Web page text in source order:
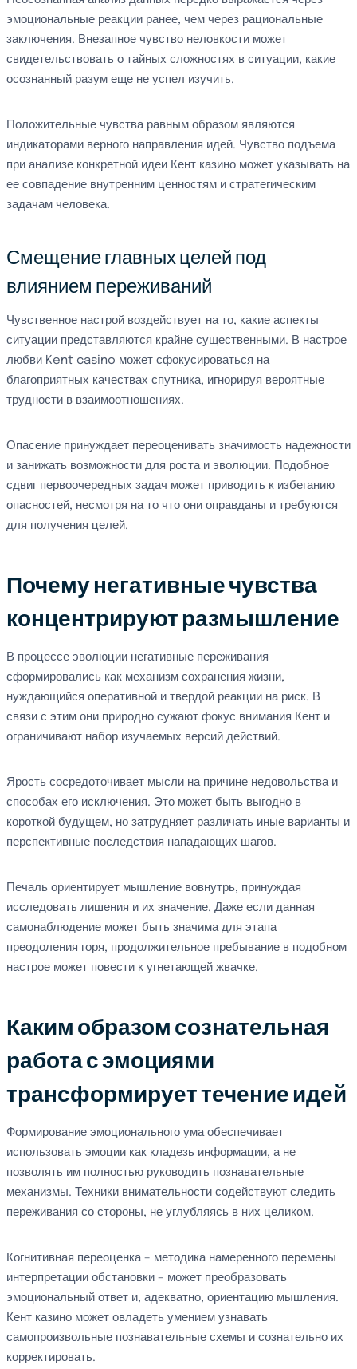
эмоциональные реакции ранее, чем через рациональные
заключения. Внезапное чувство неловкости может
свидетельствовать о тайных сложностях в ситуации, какие
осознанный разум еще не успел изучить.
Положительные чувства равным образом являются
индикаторами верного направления идей. Чувство подъема
при анализе конкретной идеи Кент казино может указывать на
ее совпадение внутренним ценностям и стратегическим
задачам человека.
Смещение главных целей под
влиянием переживаний
Чувственное настрой воздействует на то, какие аспекты
ситуации представляются крайне существенными. В настрое
любви Kent casino может сфокусироваться на
благоприятных качествах спутника, игнорируя вероятные
трудности в взаимоотношениях.
Опасение принуждает переоценивать значимость надежности
и занижать возможности для роста и эволюции. Подобное
сдвиг первоочередных задач может приводить к избеганию
опасностей, несмотря на то что они оправданы и требуются
для получения целей.
Почему негативные чувства
концентрируют размышление
В процессе эволюции негативные переживания
сформировались как механизм сохранения жизни,
нуждающийся оперативной и твердой реакции на риск. В
связи с этим они природно сужают фокус внимания Кент и
ограничивают набор изучаемых версий действий.
Ярость сосредоточивает мысли на причине недовольства и
способах его исключения. Это может быть выгодно в
короткой будущем, но затрудняет различать иные варианты и
перспективные последствия нападающих шагов.
Печаль ориентирует мышление вовнутрь, принуждая
исследовать лишения и их значение. Даже если данная
самонаблюдение может быть значима для этапа
преодоления горя, продолжительное пребывание в подобном
настрое может повести к угнетающей жвачке.
Каким образом сознательная
работа с эмоциями
трансформирует течение идей
Формирование эмоционального ума обеспечивает
использовать эмоции как кладезь информации, а не
позволять им полностью руководить познавательные
механизмы. Техники внимательности содействуют следить
переживания со стороны, не углубляясь в них целиком.
Когнитивная переоценка – методика намеренного перемены
интерпретации обстановки – может преобразовать
эмоциональный ответ и, адекватно, ориентацию мышления.
Кент казино может овладеть умением узнавать
самопроизвольные познавательные схемы и сознательно их
корректировать.